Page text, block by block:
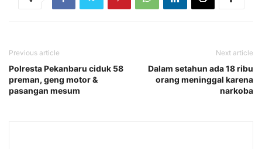
Previous article
Polresta Pekanbaru ciduk 58
preman, geng motor &
pasangan mesum
Next article
Dalam setahun ada 18 ribu
orang meninggal karena
narkoba